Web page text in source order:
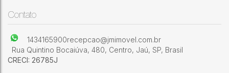
Jardim Vila Maria
Contato
1434165900recepcao@jmimovel.com.br
Rua Quintino Bocaiúva, 480, Centro, Jaú, SP, Brasil
CRECI: 26785J